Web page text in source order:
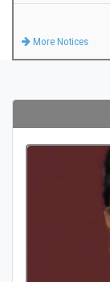
More Notices